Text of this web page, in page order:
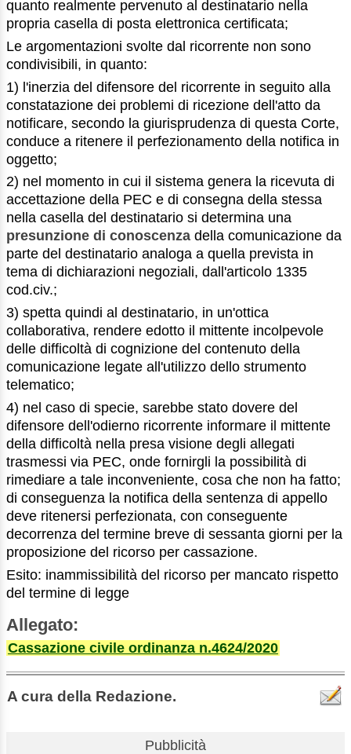
quanto realmente pervenuto al destinatario nella
propria casella di posta elettronica certificata;
Le argomentazioni svolte dal ricorrente non sono
condivisibili, in quanto:
1) l'inerzia del difensore del ricorrente in seguito alla
constatazione dei problemi di ricezione dell'atto da
notificare, secondo la giurisprudenza di questa Corte,
conduce a ritenere il perfezionamento della notifica in
oggetto;
2) nel momento in cui il sistema genera la ricevuta di
accettazione della PEC e di consegna della stessa
nella casella del destinatario si determina una
presunzione di conoscenza della comunicazione da
parte del destinatario analoga a quella prevista in
tema di dichiarazioni negoziali, dall'articolo 1335
cod.civ.;
3) spetta quindi al destinatario, in un'ottica
collaborativa, rendere edotto il mittente incolpevole
delle difficoltà di cognizione del contenuto della
comunicazione legate all'utilizzo dello strumento
telematico;
4) nel caso di specie, sarebbe stato dovere del
difensore dell'odierno ricorrente informare il mittente
della difficoltà nella presa visione degli allegati
trasmessi via PEC, onde fornirgli la possibilità di
rimediare a tale inconveniente, cosa che non ha fatto;
di conseguenza la notifica della sentenza di appello
deve ritenersi perfezionata, con conseguente
decorrenza del termine breve di sessanta giorni per la
proposizione del ricorso per cassazione.
Esito: inammissibilità del ricorso per mancato rispetto
del termine di legge
Allegato:
Cassazione civile ordinanza n.4624/2020
A cura della Redazione.
Pubblicità